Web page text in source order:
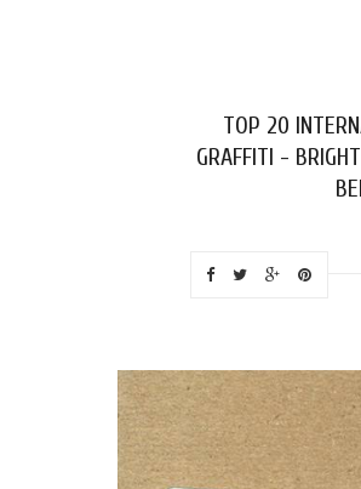
TOP 20
GRAFFITI -